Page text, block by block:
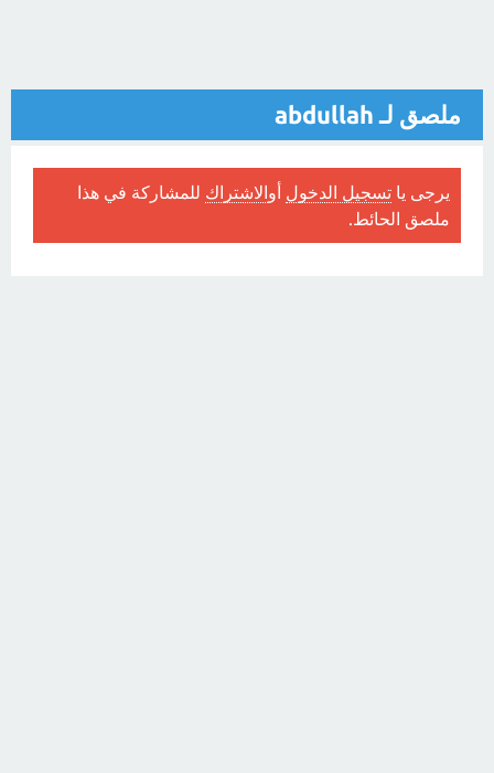
ملصق لـ abdullah
يرجى يا تسجيل الدخول أوالاشتراك للمشاركة في هذا
ملصق الحائط.